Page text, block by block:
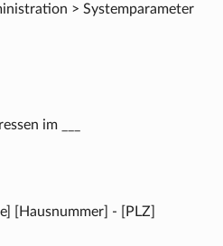
> Systemparameter
im ___
[Hausnummer] - [PLZ]